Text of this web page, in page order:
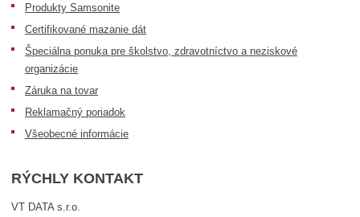
Produkty Samsonite
Certifikované mazanie dát
Špeciálna ponuka pre školstvo, zdravotníctvo a neziskové
organizácie
Záruka na tovar
Reklamačný poriadok
Všeobecné informácie
RÝCHLY KONTAKT
VT DATA s.r.o.